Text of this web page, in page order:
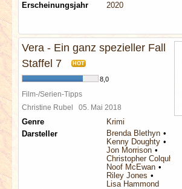
Erscheinungsjahr
2020
Vera - Ein ganz spezieller Fall
Staffel 7
HOT
8,0
Film-/Serien-Tipps
Christine Rubel 05. Mai 2018
Genre
Krimi
Darsteller
Brenda Blethyn
Kenny Doughty
Jon Morrison
Christopher Colquhoun
Noof McEwan
Riley Jones
Lisa Hammond